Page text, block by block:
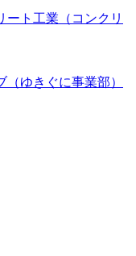
ート工業（コンクリ
ゆきぐに事業部）